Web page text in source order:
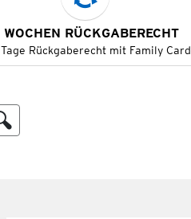
RÜCKGABERECHT
Rückgaberecht mit Family Card